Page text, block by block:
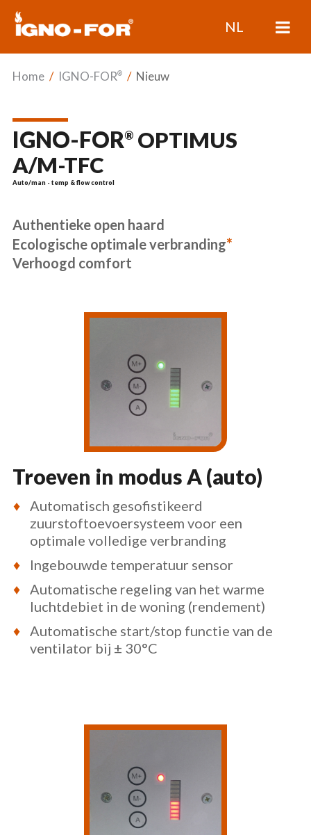
NL
Home / IGNO-FOR® / Nieuw
IGNO-FOR® OPTIMUS
A/M-TFC
Auto/man - temp & flow control
Authentieke open haard
Ecologische optimale verbranding*
Verhoogd comfort
Troeven in modus A (auto)
Automatisch gesofistikeerd
zuurstoftoevoersysteem voor een
optimale volledige verbranding
Ingebouwde temperatuur sensor
Automatische regeling van het warme
luchtdebiet in de woning (rendement)
Automatische start/stop functie van de
ventilator bij ± 30°C